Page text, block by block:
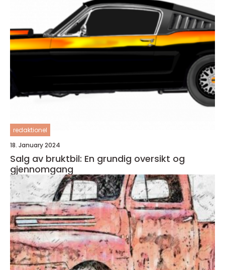
redaktionel
18. January 2024
Salg av bruktbil: En grundig oversikt og
gjennomgang